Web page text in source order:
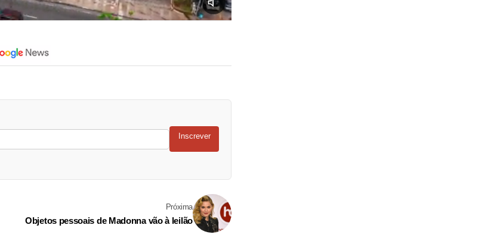
Inscrever
Próxima
Objetos pessoais de Madonna vão à leilão